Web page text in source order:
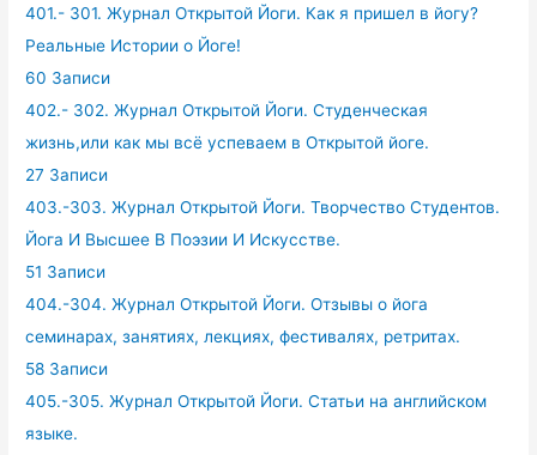
401.- 301. Журнал Открытой Йоги. Как я пришел в йогу?
Реальные Истории о Йоге!
60 Записи
402.- 302. Журнал Открытой Йоги. Студенческая
жизнь,или как мы всё успеваем в Открытой йоге.
27 Записи
403.-303. Журнал Открытой Йоги. Творчество Студентов.
Йога И Высшее В Поэзии И Искусстве.
51 Записи
404.-304. Журнал Открытой Йоги. Отзывы о йога
семинарах, занятиях, лекциях, фестивалях, ретритах.
58 Записи
405.-305. Журнал Открытой Йоги. Статьи на английском
языке.